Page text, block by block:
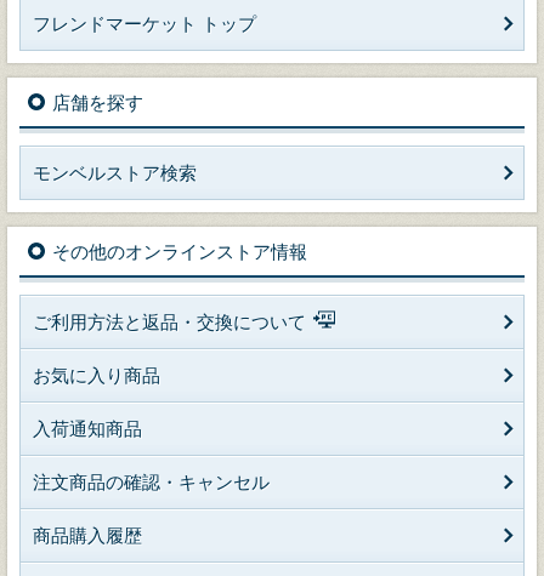
フレンドマーケット トップ
店舗を探す
モンベルストア検索
その他のオンラインストア情報
ご利用方法と返品・交換について
お気に入り商品
入荷通知商品
注文商品の確認・キャンセル
商品購入履歴